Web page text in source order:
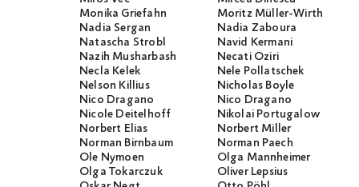
Monika Griefahn
Moritz Müller-Wirth
Nadia Sergan
Nadia Zaboura
Natascha Strobl
Navid Kermani
Nazih Musharbash
Necati Öziri
Necla Kelek
Nele Pollatschek
Nelson Killius
Nicholas Boyle
Nico Dragano
Nico Dragano
Nicole Deitelhoff
Nikolai Portugalow
Norbert Elias
Norbert Miller
Norman Birnbaum
Norman Paech
Ole Nymoen
Olga Mannheimer
Olga Tokarczuk
Oliver Lepsius